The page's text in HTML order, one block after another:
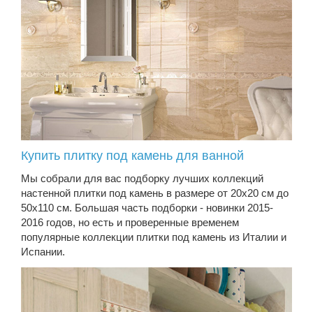
Купить плитку под камень для ванной
Мы собрали для вас подборку лучших коллекций
настенной плитки под камень в размере от 20х20 см до
50х110 см. Большая часть подборки - новинки 2015-
2016 годов, но есть и проверенные временем
популярные коллекции плитки под камень из Италии и
Испании.